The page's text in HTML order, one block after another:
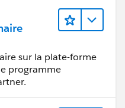
sur la plate-forme
programme